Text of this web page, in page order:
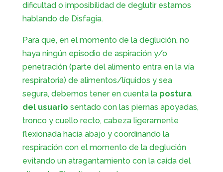
dificultad o imposibilidad de deglutir estamos
hablando de Disfagia.
Para que, en el momento de la deglución, no
haya ningún episodio de aspiración y/o
penetración (parte del alimento entra en la vía
respiratoria) de alimentos/líquidos y sea
segura, debemos tener en cuenta la postura
del usuario sentado con las piernas apoyadas,
tronco y cuello recto, cabeza ligeramente
flexionada hacia abajo y coordinando la
respiración con el momento de la deglución
evitando un atragantamiento con la caída del